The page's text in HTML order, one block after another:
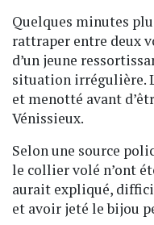
Quelques minutes
rattraper entre deux
d’un jeune
situation irrégulière.
et menotté avant
Vénissieux.
Selon une source
le collier volé n’ont
aurait expliqué,
et avoir jeté le bijou